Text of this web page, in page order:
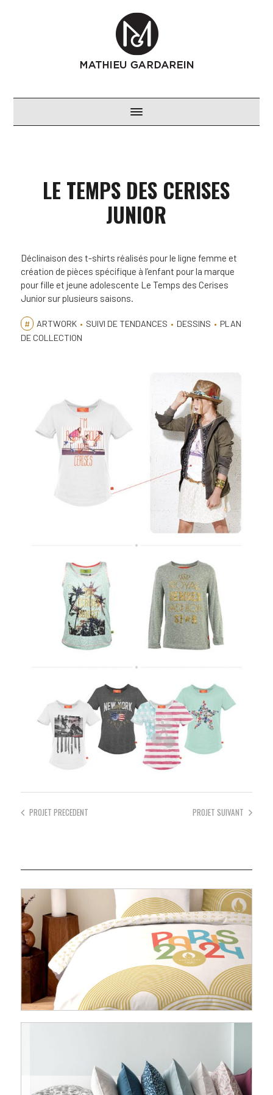
LE TEMPS DES CERISES
JUNIOR
Déclinaison des t-shirts réalisés pour le ligne femme et
création de pièces spécifique à l’enfant pour la marque
pour fille et jeune adolescente Le Temps des Cerises
Junior sur plusieurs saisons.
# ARTWORK • SUIVI DE TENDANCES • DESSINS • PLAN
DE COLLECTION
PROJET SUIVANT
PROJET PRECEDENT